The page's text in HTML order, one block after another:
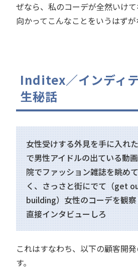
ぜなら、私のコーデが全然いけ
向かってこんなことをいうはずが
Inditex／インディ
生秘話
女性受けする外見を手に入れ
で男性アイドルの出ている動
院でファッション雑誌を眺め
く、さっさと街にでて（get
building）女性のコーデを観
直接インタビューしろ
これはすなわち、以下の顧客開
す。